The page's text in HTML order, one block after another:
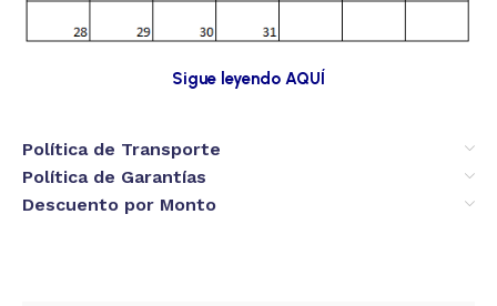
Sigue leyendo AQUÍ
Política de Transporte
Política de Garantías
Descuento por Monto